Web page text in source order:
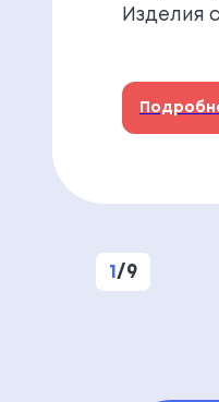
Изделия
1 / 9